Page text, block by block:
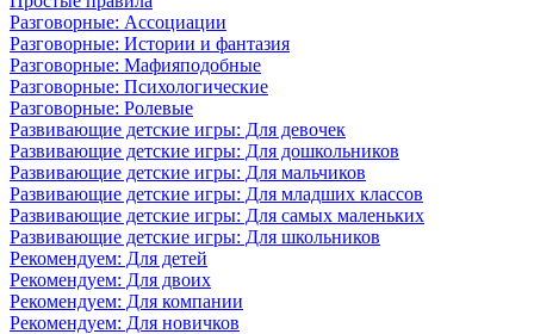
Разговорные: Ассоциации
Разговорные: Истории и фантазия
Разговорные: Мафияподобные
Разговорные: Психологические
Разговорные: Ролевые
Развивающие детские игры: Для девочек
Развивающие детские игры: Для дошкольников
Развивающие детские игры: Для мальчиков
Развивающие детские игры: Для младших классов
Развивающие детские игры: Для самых маленьких
Развивающие детские игры: Для школьников
Рекомендуем: Для детей
Рекомендуем: Для двоих
Рекомендуем: Для компании
Рекомендуем: Для новичков